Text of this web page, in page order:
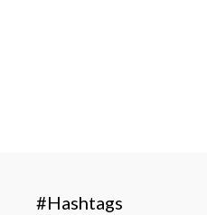
#Hashtags